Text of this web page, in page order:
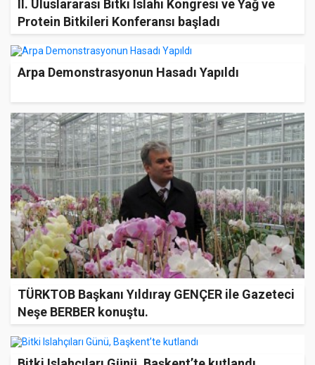
II. Uluslararası Bitki Islahı Kongresi ve Yağ ve
Protein Bitkileri Konferansı başladı
Arpa Demonstrasyonun Hasadı Yapıldı
TÜRKTOB Başkanı Yıldıray GENÇER ile Gazeteci
Neşe BERBER konuştu.